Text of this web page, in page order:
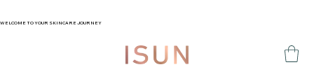
WELCOME TO YOUR SKINCARE JOURNEY